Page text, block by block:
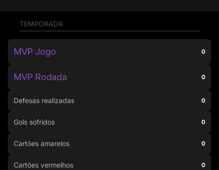
TEMPORADA
MVP Jogo 0
MVP Rodada 0
Defesas realizadas 0
Gols sofridos 0
Cartões amarelos 0
Cartões vermelhos 0